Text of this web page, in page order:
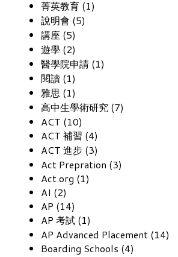
菁英教育 (1)
說明會 (5)
講座 (5)
遊學 (2)
醫學院申請 (1)
閱讀 (1)
雅思 (1)
高中生學術研究 (7)
ACT (10)
ACT 補習 (4)
ACT 進步 (3)
Act Prepration (3)
Act.org (1)
AI (2)
AP (14)
AP 考試 (1)
AP Advanced Placement (14)
Boarding Schools (4)